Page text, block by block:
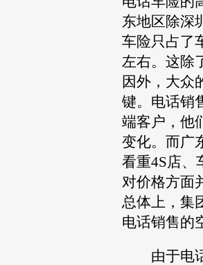
东地区除深
车险只占了
左右。这除
因外，大众
键。电话销
端客户，他
变化。而广
看重4S店、
对价格方面
总体上，集
电话销售的
由于电话